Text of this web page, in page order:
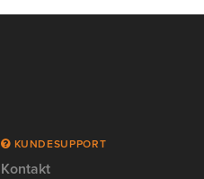
KUNDESUPPORT
Kontakt